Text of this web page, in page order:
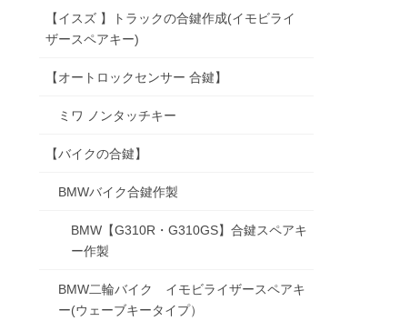
【イスズ 】トラックの合鍵作成(イモビライ
ザースペアキー)
【オートロックセンサー 合鍵】
ミワ ノンタッチキー
【バイクの合鍵】
BMWバイク合鍵作製
BMW【G310R・G310GS】合鍵スペアキ
ー作製
BMW二輪バイク イモビライザースペアキ
ー(ウェーブキータイプ）